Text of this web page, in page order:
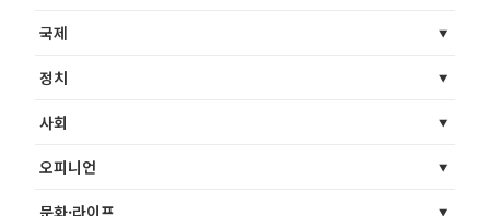
국제
정치
사회
오피니언
문화·라이프